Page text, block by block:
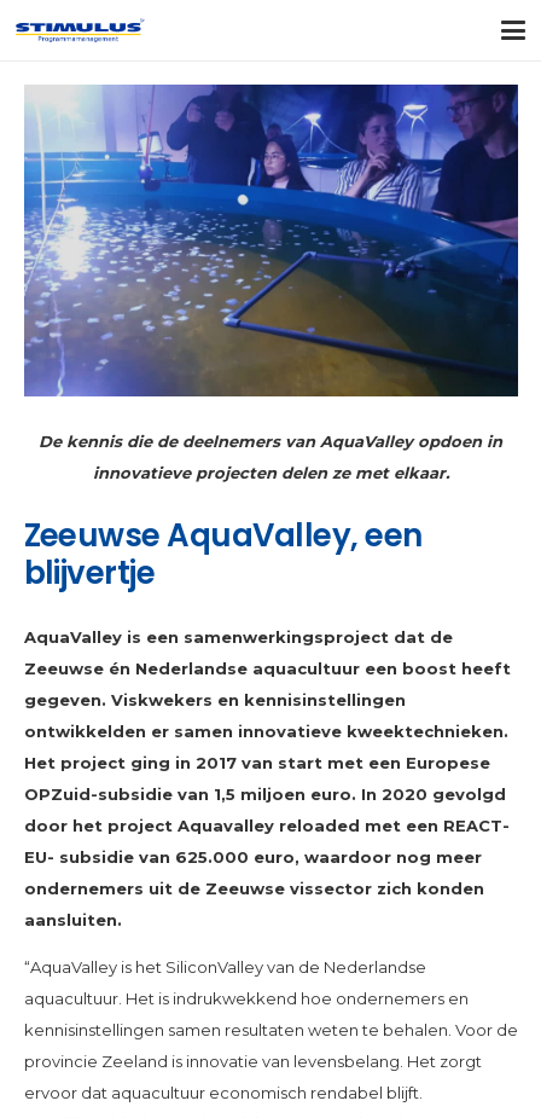
Zeeuwse AquaValley, een
blijvertje
AquaValley is een samenwerkingsproject dat de
Zeeuwse én Nederlandse aquacultuur een boost heeft
gegeven. Viskwekers en kennisinstellingen
ontwikkelden er samen innovatieve kweektechnieken.
Het project ging in 2017 van start met een Europese
OPZuid-subsidie van 1,5 miljoen euro. In 2020 gevolgd
door het project Aquavalley reloaded met een REACT-
EU- subsidie van 625.000 euro, waardoor nog meer
ondernemers uit de Zeeuwse vissector zich konden
aansluiten.
“AquaValley is het SiliconValley van de Nederlandse
aquacultuur. Het is indrukwekkend hoe ondernemers en
kennisinstellingen samen resultaten weten te behalen. Voor de
provincie Zeeland is innovatie van levensbelang. Het zorgt
ervoor dat aquacultuur economisch rendabel blijft.
De kennis die de deelnemers van AquaValley opdoen in
innovatieve projecten delen ze met elkaar.